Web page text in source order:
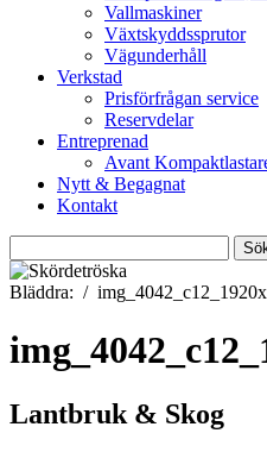
Vallmaskiner
Växtskyddssprutor
Vägunderhåll
Verkstad
Prisförfrågan service
Reservdelar
Entreprenad
Avant
Nytt & Begagnat
Kontakt
efter:
Bläddra:
Lantbruk & Skog